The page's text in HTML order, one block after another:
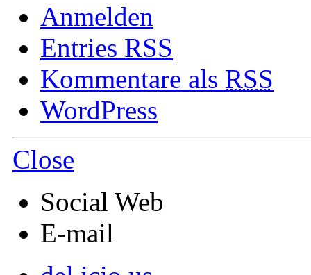
Anmelden
Entries RSS
Kommentare als RSS
WordPress
Close
Social Web
E-mail